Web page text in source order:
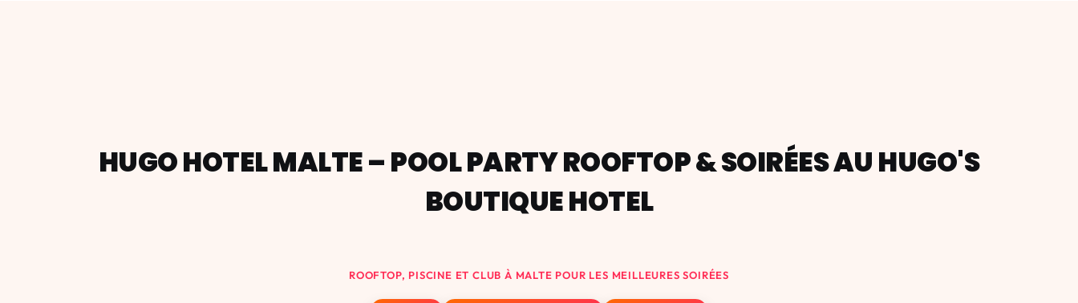
HUGO HOTEL MALTE – POOL PARTY ROOFTOP & SOIRÉES AU HUGO'S
BOUTIQUE HOTEL
ROOFTOP, PISCINE ET CLUB À MALTE POUR LES MEILLEURES SOIRÉES